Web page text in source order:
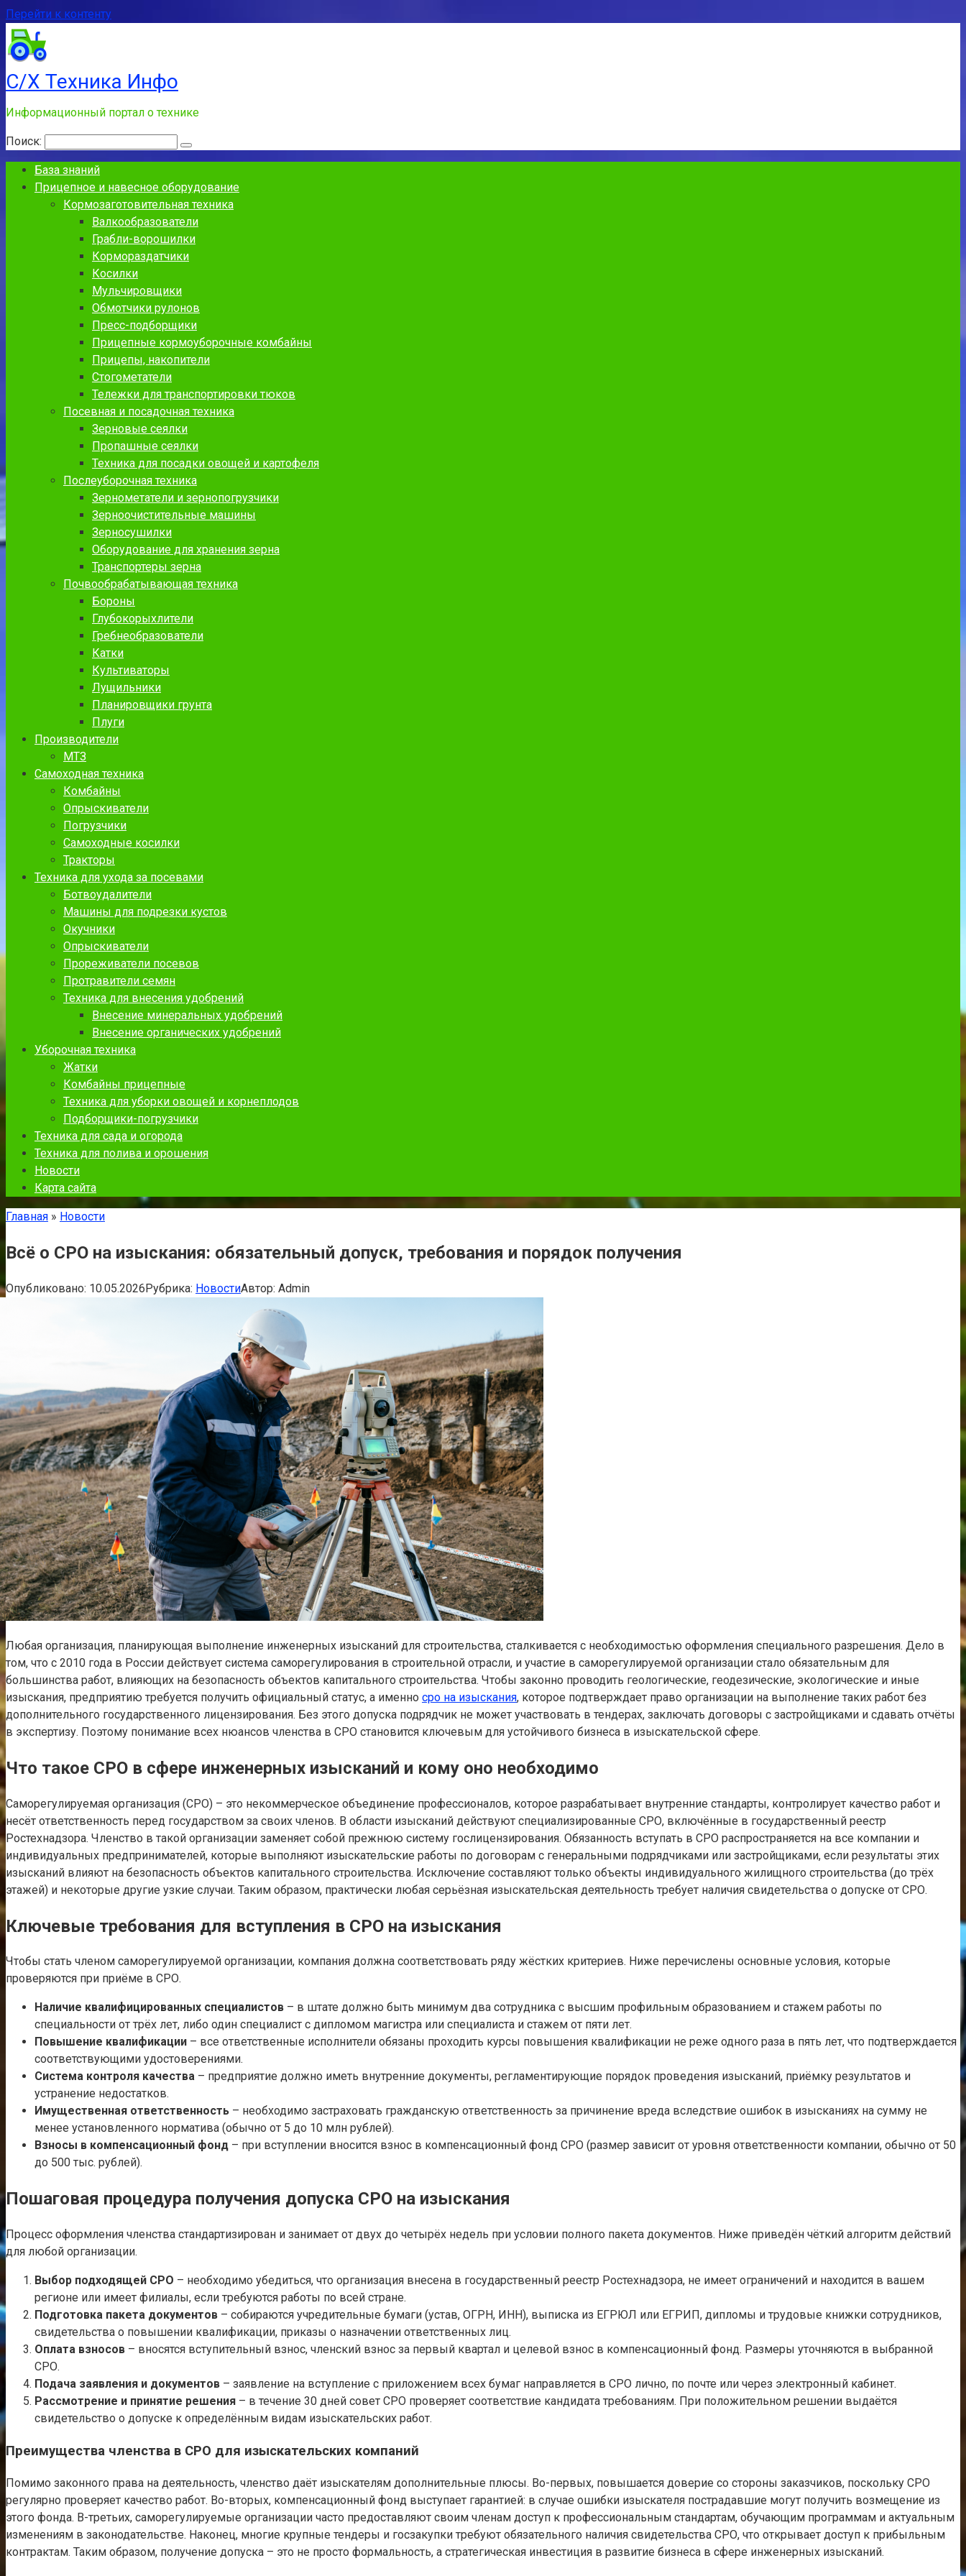
Перейти к контенту
С/Х Техника Инфо
Информационный портал о технике
Поиск:
База знаний
Прицепное и навесное оборудование
Кормозаготовительная техника
Валкообразователи
Грабли-ворошилки
Кормораздатчики
Косилки
Мульчировщики
Обмотчики рулонов
Пресс-подборщики
Прицепные кормоуборочные комбайны
Прицепы, накопители
Стогометатели
Тележки для транспортировки тюков
Посевная и посадочная техника
Зерновые сеялки
Пропашные сеялки
Техника для посадки овощей и картофеля
Послеуборочная техника
Зернометатели и зернопогрузчики
Зерноочистительные машины
Зерносушилки
Оборудование для хранения зерна
Транспортеры зерна
Почвообрабатывающая техника
Бороны
Глубокорыхлители
Гребнеобразователи
Катки
Культиваторы
Лущильники
Планировщики грунта
Плуги
Производители
МТЗ
Самоходная техника
Комбайны
Опрыскиватели
Погрузчики
Самоходные косилки
Тракторы
Техника для ухода за посевами
Ботвоудалители
Машины для подрезки кустов
Окучники
Опрыскиватели
Прореживатели посевов
Протравители семян
Техника для внесения удобрений
Внесение минеральных удобрений
Внесение органических удобрений
Уборочная техника
Жатки
Комбайны прицепные
Техника для уборки овощей и корнеплодов
Подборщики-погрузчики
Техника для сада и огорода
Техника для полива и орошения
Новости
Карта сайта
Главная » Новости
Всё о СРО на изыскания: обязательный допуск, требования и порядок получения
Опубликовано: 10.05.2026Рубрика: НовостиАвтор: Admin
Любая организация, планирующая выполнение инженерных изысканий для строительства, сталкивается с необходимостью оформления специального разрешения. Дело в
том, что с 2010 года в России действует система саморегулирования в строительной отрасли, и участие в саморегулируемой организации стало обязательным для
большинства работ, влияющих на безопасность объектов капитального строительства. Чтобы законно проводить геологические, геодезические, экологические и иные
изыскания, предприятию требуется получить официальный статус, а именно сро на изыскания, которое подтверждает право организации на выполнение таких работ без
дополнительного государственного лицензирования. Без этого допуска подрядчик не может участвовать в тендерах, заключать договоры с застройщиками и сдавать отчёты
в экспертизу. Поэтому понимание всех нюансов членства в СРО становится ключевым для устойчивого бизнеса в изыскательской сфере.
Что такое СРО в сфере инженерных изысканий и кому оно необходимо
Саморегулируемая организация (СРО) – это некоммерческое объединение профессионалов, которое разрабатывает внутренние стандарты, контролирует качество работ и
несёт ответственность перед государством за своих членов. В области изысканий действуют специализированные СРО, включённые в государственный реестр
Ростехнадзора. Членство в такой организации заменяет собой прежнюю систему гослицензирования. Обязанность вступать в СРО распространяется на все компании и
индивидуальных предпринимателей, которые выполняют изыскательские работы по договорам с генеральными подрядчиками или застройщиками, если результаты этих
изысканий влияют на безопасность объектов капитального строительства. Исключение составляют только объекты индивидуального жилищного строительства (до трёх
этажей) и некоторые другие узкие случаи. Таким образом, практически любая серьёзная изыскательская деятельность требует наличия свидетельства о допуске от СРО.
Ключевые требования для вступления в СРО на изыскания
Чтобы стать членом саморегулируемой организации, компания должна соответствовать ряду жёстких критериев. Ниже перечислены основные условия, которые
проверяются при приёме в СРО.
Наличие квалифицированных специалистов – в штате должно быть минимум два сотрудника с высшим профильным образованием и стажем работы по
специальности от трёх лет, либо один специалист с дипломом магистра или специалиста и стажем от пяти лет.
Повышение квалификации – все ответственные исполнители обязаны проходить курсы повышения квалификации не реже одного раза в пять лет, что подтверждается
соответствующими удостоверениями.
Система контроля качества – предприятие должно иметь внутренние документы, регламентирующие порядок проведения изысканий, приёмку результатов и
устранение недостатков.
Имущественная ответственность – необходимо застраховать гражданскую ответственность за причинение вреда вследствие ошибок в изысканиях на сумму не
менее установленного норматива (обычно от 5 до 10 млн рублей).
Взносы в компенсационный фонд – при вступлении вносится взнос в компенсационный фонд СРО (размер зависит от уровня ответственности компании, обычно от 50
до 500 тыс. рублей).
Пошаговая процедура получения допуска СРО на изыскания
Процесс оформления членства стандартизирован и занимает от двух до четырёх недель при условии полного пакета документов. Ниже приведён чёткий алгоритм действий
для любой организации.
Выбор подходящей СРО – необходимо убедиться, что организация внесена в государственный реестр Ростехнадзора, не имеет ограничений и находится в вашем
регионе или имеет филиалы, если требуются работы по всей стране.
Подготовка пакета документов – собираются учредительные бумаги (устав, ОГРН, ИНН), выписка из ЕГРЮЛ или ЕГРИП, дипломы и трудовые книжки сотрудников,
свидетельства о повышении квалификации, приказы о назначении ответственных лиц.
Оплата взносов – вносятся вступительный взнос, членский взнос за первый квартал и целевой взнос в компенсационный фонд. Размеры уточняются в выбранной
СРО.
Подача заявления и документов – заявление на вступление с приложением всех бумаг направляется в СРО лично, по почте или через электронный кабинет.
Рассмотрение и принятие решения – в течение 30 дней совет СРО проверяет соответствие кандидата требованиям. При положительном решении выдаётся
свидетельство о допуске к определённым видам изыскательских работ.
Преимущества членства в СРО для изыскательских компаний
Помимо законного права на деятельность, членство даёт изыскателям дополнительные плюсы. Во-первых, повышается доверие со стороны заказчиков, поскольку СРО
регулярно проверяет качество работ. Во-вторых, компенсационный фонд выступает гарантией: в случае ошибки изыскателя пострадавшие могут получить возмещение из
этого фонда. В-третьих, саморегулируемые организации часто предоставляют своим членам доступ к профессиональным стандартам, обучающим программам и актуальным
изменениям в законодательстве. Наконец, многие крупные тендеры и госзакупки требуют обязательного наличия свидетельства СРО, что открывает доступ к прибыльным
контрактам. Таким образом, получение допуска – это не просто формальность, а стратегическая инвестиция в развитие бизнеса в сфере инженерных изысканий.